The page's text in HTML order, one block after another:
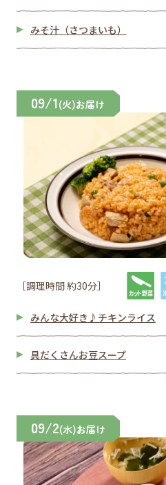
みそ汁（さつまいも）
09/1(火)お届け
［調理時間 約30分］
みんな大好き♪チキンライス
具だくさんお豆スープ
09/2(水)お届け